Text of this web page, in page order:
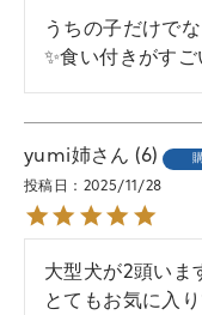
うちの子だけで
✨食い付きがす
yumi姉 6
投稿日 2025/11/28
大型犬が2頭いま
とてもお気に入